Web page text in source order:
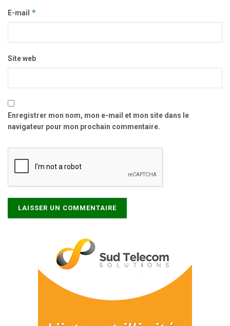
E-mail *
Site web
Enregistrer mon nom, mon e-mail et mon site dans le
navigateur pour mon prochain commentaire.